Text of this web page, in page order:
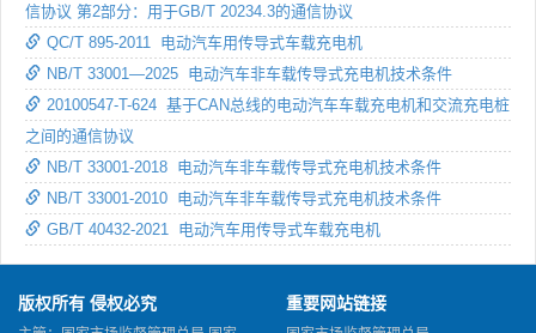
信协议 第2部分：用于GB/T 20234.3的通信协议
QC/T 895-2011 电动汽车用传导式车载充电机
NB/T 33001—2025 电动汽车非车载传导式充电机技术条件
20100547-T-624 基于CAN总线的电动汽车车载充电机和交流充电桩
之间的通信协议
NB/T 33001-2018 电动汽车非车载传导式充电机技术条件
NB/T 33001-2010 电动汽车非车载传导式充电机技术条件
GB/T 40432-2021 电动汽车用传导式车载充电机
版权所有 侵权必究 重要网站链接